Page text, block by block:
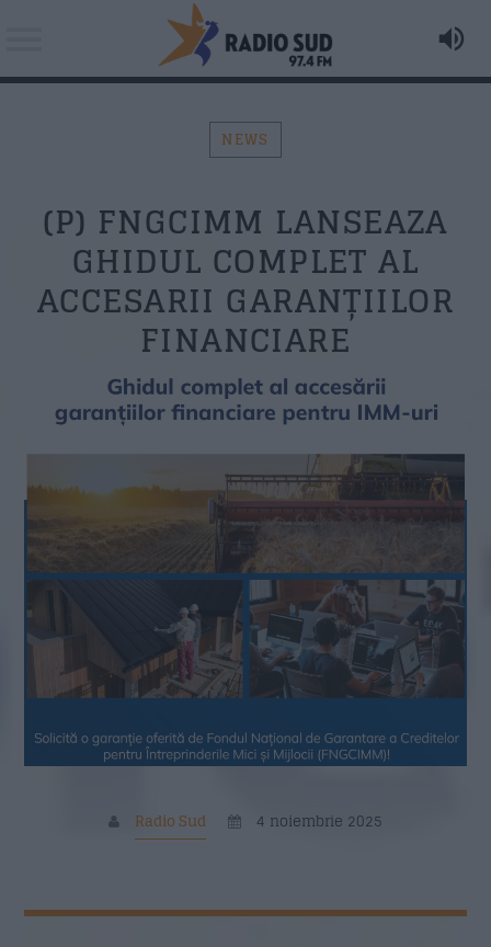
Search in the website:
Distribuie pagina pe:
Twitter
Facebook
Whatsapp
The Kryptonite Sparks - Si Golanii Beau Ceai
AZI PE RADIO SUD
Formular Contact
Nume*
Email
Subiect*
NEWS
(P) FNGCIMM LANSEAZA
GHIDUL COMPLET AL
ACCESARII GARANȚIILOR
FINANCIARE
Radio Sud 4 noiembrie 2025